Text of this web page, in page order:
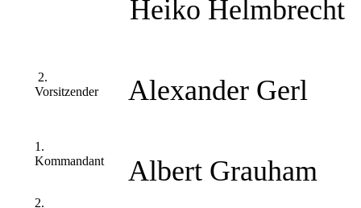
2.
Vorsitzender
1.
Kommandant
2.
Heiko Helmbrecht
Alexander Gerl
Albert Grauham